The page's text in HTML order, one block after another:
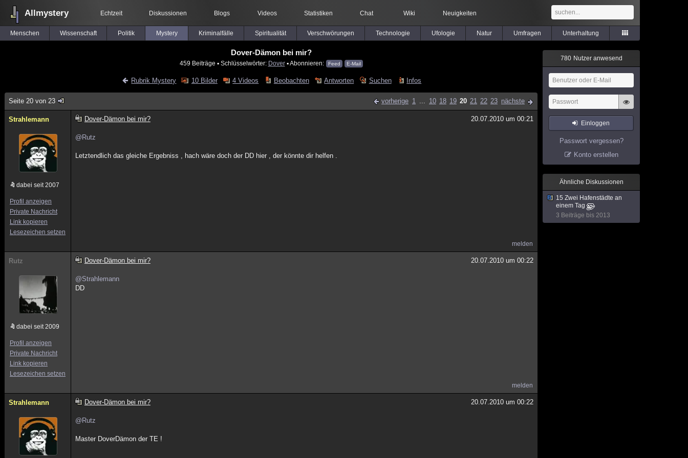
Allmystery Echtzeit Diskussionen Blogs Videos Statistiken Chat Wiki Neuigkeiten
Menschen Wissenschaft Politik Mystery Kriminalfälle Spiritualität Verschwörungen Technologie Ufologie Natur Umfragen Unterhaltung
Dover-Dämon bei mir?
459 Beiträge ▪ Schlüsselwörter: Dover▪ Abonnieren: Feed E-Mail
Rubrik Mystery 10 Bilder 4 Videos Beobachten Antworten Suchen Infos
Seite 20 von 23 vorherige 1 ... 10 18 19 20 21 22 23 nächste
Strahlemann
dabei seit 2007
Profil anzeigen
Private Nachricht
Link kopieren
Lesezeichen setzen
Dover-Dämon bei mir? 20.07.2010 um 00:21
@Rutz
Letztendlich das gleiche Ergebniss , hach wäre doch der DD hier , der könnte dir helfen .
melden
Rutz
dabei seit 2009
Profil anzeigen
Private Nachricht
Link kopieren
Lesezeichen setzen
Dover-Dämon bei mir? 20.07.2010 um 00:22
@Strahlemann
DD
melden
Strahlemann Dover-Dämon bei mir? 20.07.2010 um 00:22
@Rutz
Master DoverDämon der TE !
780 Nutzer anwesend
Einloggen
Passwort vergessen?
Konto erstellen
Ähnliche Diskussionen
15 Zwei Hafenstädte an
einem Tag
3 Beiträge bis 2013